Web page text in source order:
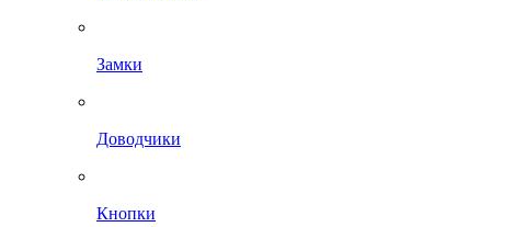
Замки
Доводчики
Кнопки